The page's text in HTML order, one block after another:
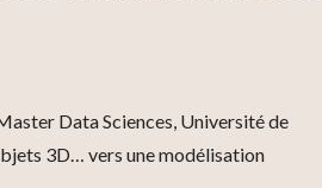
Data Sciences, Université de
3D… vers une modélisation